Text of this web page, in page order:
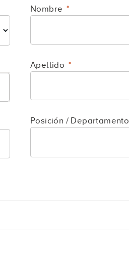
Nombre
Apellido
Posición / Departamento